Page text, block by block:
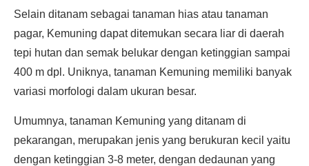
Selain ditanam sebagai tanaman hias atau tanaman
pagar, Kemuning dapat ditemukan secara liar di daerah
tepi hutan dan semak belukar dengan ketinggian sampai
400 m dpl. Uniknya, tanaman Kemuning memiliki banyak
variasi morfologi dalam ukuran besar.
Umumnya, tanaman Kemuning yang ditanam di
pekarangan, merupakan jenis yang berukuran kecil yaitu
dengan ketinggian 3-8 meter, dengan dedaunan yang